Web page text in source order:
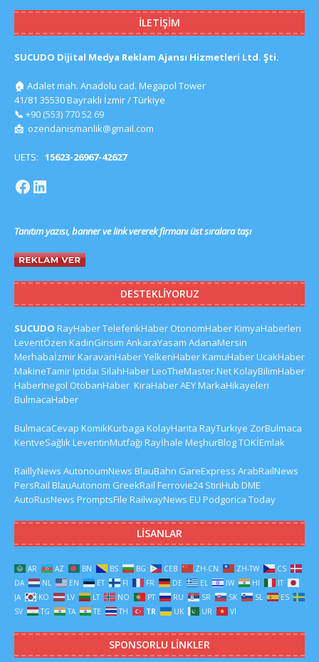
İLETIŞIM
SUCUDO Dijital Medya Reklam Ajansı Hizmetleri Ltd. Şti.
🏠 Adalet mah. Anadolu cad. Megapol Tower
41/81 35530 Bayraklı İzmir / Türkiye
📞 +90 (553) 770 52 69
📩 ozendanismanlik@gmail.com
UETS: 15623-26967-42627
Tanıtım yazısı, banner ve link vererek firmanı üst sıralara taşı
DESTEKLIYORUZ
SUCUDO RayHaberTeleferikHaber OtonomHaberKimyaHaberleri
LeventÖzen KadinGirisim AnkaraYasam AdanaMersin
MerhabaİzmirKaravanHaberYelkenHaberKamuHaberUcakHaber
MakineTamirIptidai SilahHaberLeoTheMaster.NetKolayBilimHaber
HaberInegol OtobanHaber KiraHaberAEYMarkaHikayeleri
BulmacaHaber
BulmacaCevap KomikKurbaga KolayHarita RayTurkiye ZorBulmaca
KentveSağlıkLeventinMutfağı Rayİhale MeşhurBlogTOKİEmlak
RaillyNews AutonoumNews BlauBahn GareExpress ArabRailNews
PersRail BlauAutonom GreekRail Ferrovie24 StiriHub DME
AutoRusNews PromptsFile RailwayNews EU Podgorica Today
LISANLAR
AR AZ BN BS BG CEB ZH-CN ZH-TW
CS
DA
NL EN ET FI FR DE EL IW HI
IT
JA
KO LV LT NO PT RU SR SK SL
ES
SV
TG TA TE TH TR UK UR VI
SPONSORLU LINKLER